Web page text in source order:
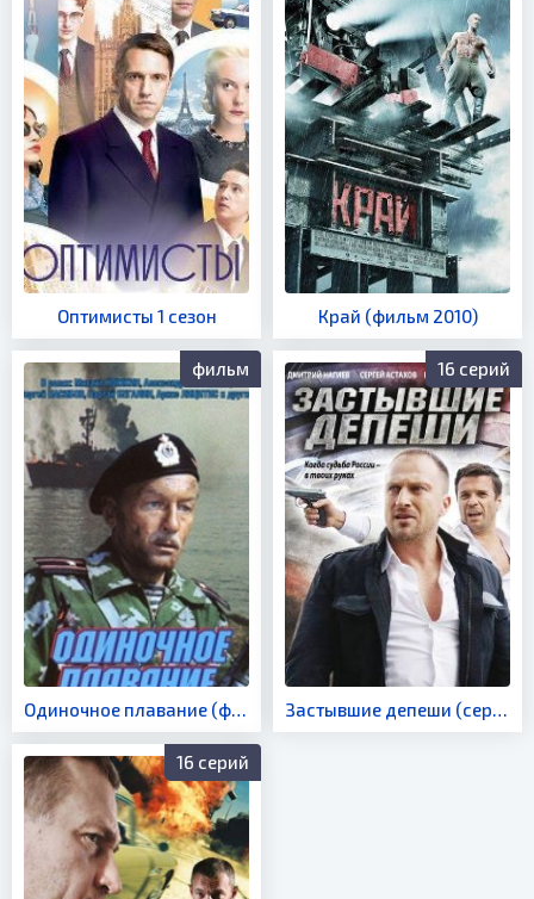
Оптимисты 1 сезон Край (фильм 2010)
фильм
Одиночное плавание (фильм 1985)
16 серий
Застывшие депеши (сериал 2010)
16 серий